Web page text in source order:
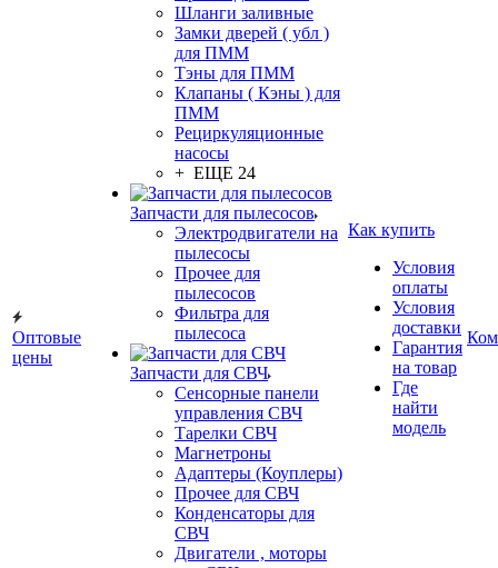
Оптовые
цены
Шланги заливные
Замки дверей ( убл )
для ПММ
Тэны для ПММ
Клапаны ( Кэны ) для
ПММ
Рециркуляционные
насосы
+ ЕЩЕ 24
Запчасти для пылесосов
Электродвигатели на
пылесосы
Прочее для
пылесосов
Фильтра для
пылесоса
Запчасти для СВЧ
Сенсорные панели
управления СВЧ
Тарелки СВЧ
Магнетроны
Адаптеры (Коуплеры)
Прочее для СВЧ
Конденсаторы для
СВЧ
Двигатели , моторы
Как купить
Условия
оплаты
Условия
доставки
Гарантия
на товар
Где
найти
модель